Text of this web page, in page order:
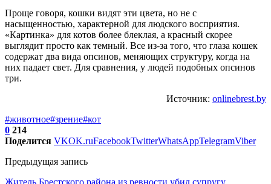
Проще говоря, кошки видят эти цвета, но не с
насыщенностью, характерной для людского восприятия.
«Картинка» для котов более блеклая, а красный скорее
выглядит просто как темный. Все из-за того, что глаза кошек
содержат два вида опсинов, меняющих структуру, когда на
них падает свет. Для сравнения, у людей подобных опсинов
три.
Источник: onlinebrest.by
#животное#зрение#кот
0 214
Поделится VKOK.ruFacebookTwitterWhatsAppTelegramViber
Предыдущая запись
Житель Брестского района из ревности убил супругу